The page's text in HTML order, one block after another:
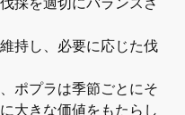
持し、必要に応じた伐
ポプラは季節ごとにそ
大きな価値をもたらし